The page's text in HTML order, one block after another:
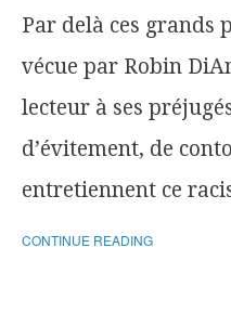
Par delà ces grands
vécue par Robin
lecteur à ses
d’évitement, de
entretiennent ce
CONTINUE READING